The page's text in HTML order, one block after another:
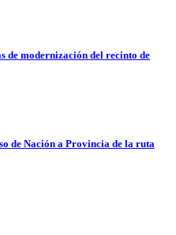
de modernización del recinto de
de Nación a Provincia de la ruta